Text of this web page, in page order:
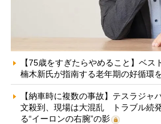
【75歳をすぎたらやめること】ベス
楠木新氏が指南する老年期の好循環
【納車時に複数の事故】テスラジャ
文殺到、現場は大混乱 トラブル続
る“イーロンの右腕”の影